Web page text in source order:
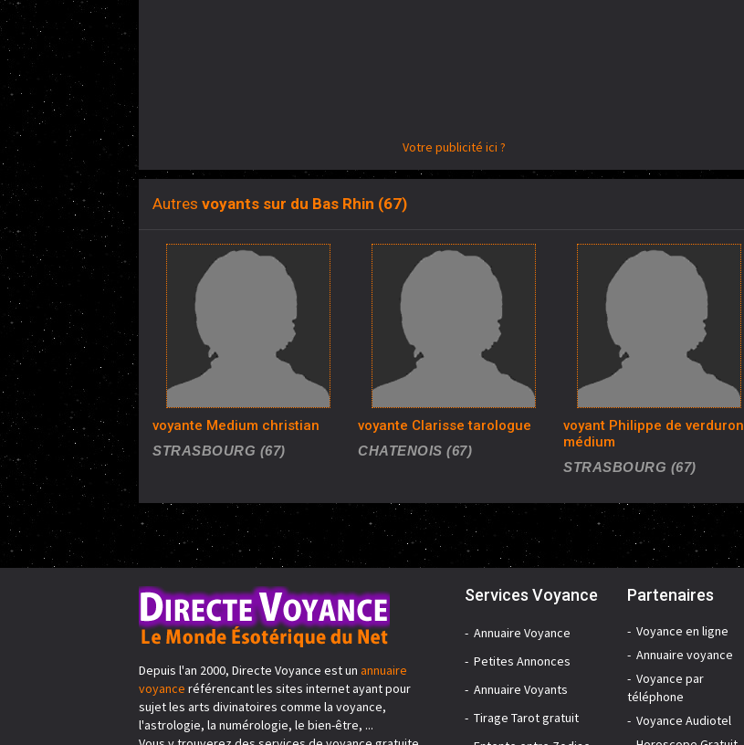
Votre publicité ici ?
Autres voyants sur du Bas Rhin (67)
voyante Medium christian
STRASBOURG (67)
voyante Clarisse tarologue
CHATENOIS (67)
voyant Philippe de verduron
médium
STRASBOURG (67)
Depuis l'an 2000, Directe Voyance est un annuaire
voyance référencant les sites internet ayant pour
sujet les arts divinatoires comme la voyance,
l'astrologie, la numérologie, le bien-être, ...
Services Voyance
Annuaire Voyance
Petites Annonces
Annuaire Voyants
Tirage Tarot gratuit
Partenaires
Voyance en ligne
Annuaire voyance
Voyance par
téléphone
Voyance Audiotel